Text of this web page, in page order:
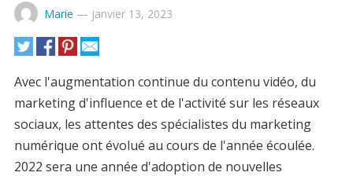
Marie — janvier 13, 2023
Avec l'augmentation continue du contenu vidéo, du
marketing d'influence et de l'activité sur les réseaux
sociaux, les attentes des spécialistes du marketing
numérique ont évolué au cours de l'année écoulée.
2022 sera une année d'adoption de nouvelles